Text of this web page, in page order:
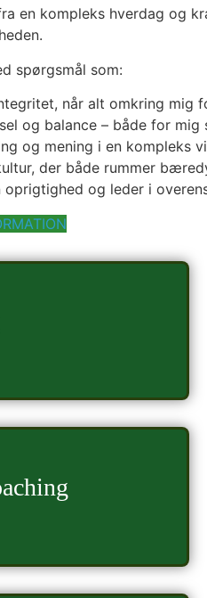
en kompleks hverdag og
spørgsmål som:
når alt omkring mig
og balance – både for mig
og mening i en kompleks
der både rummer
oprigtighed og leder i